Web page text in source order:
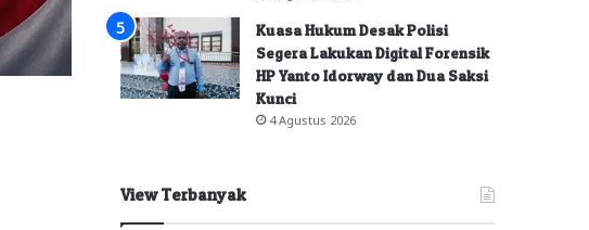
Kuasa Hukum Desak Polisi
Segera Lakukan Digital Forensik
HP Yanto Idorway dan Dua Saksi
Kunci
4 Agustus 2026
View Terbanyak